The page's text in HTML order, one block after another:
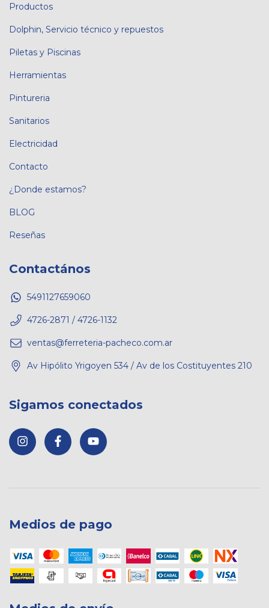
Productos
Dolphin, Servicio técnico y repuestos
Piletas y Piscinas
Herramientas
Pintureria
Sanitarios
Electricidad
Contacto
¿Donde estamos?
BLOG
Reseñas
Contactános
5491127659060
4726-2871 / 4726-1132
ventas@ferreteria-pacheco.com.ar
Av Hipólito Yrigoyen 534 / Av de los Costituyentes 210
Sigamos conectados
Medios de pago